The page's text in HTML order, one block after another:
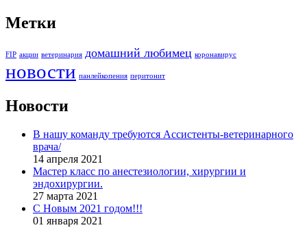
Метки
FIP акции ветеринария домашний любимец коронавирус
новости панлейкопения перитонит
Новости
В нашу команду требуются Ассистенты-ветеринарного
врача/
14 апреля 2021
Мастер класс по анестезиологии, хирургии и
эндохирургии.
27 марта 2021
С Новым 2021 годом!!!
01 января 2021